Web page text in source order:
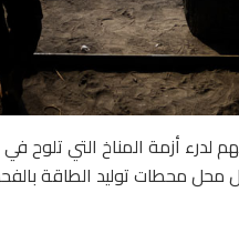
أزمة المناخ التي تلوح
محطات توليد الطاقة بالفحم